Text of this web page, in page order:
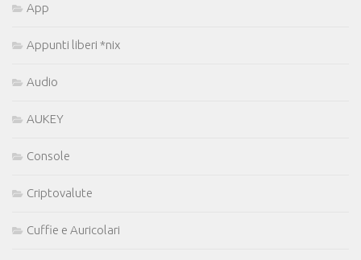
App
Appunti liberi *nix
Audio
AUKEY
Console
Criptovalute
Cuffie e Auricolari